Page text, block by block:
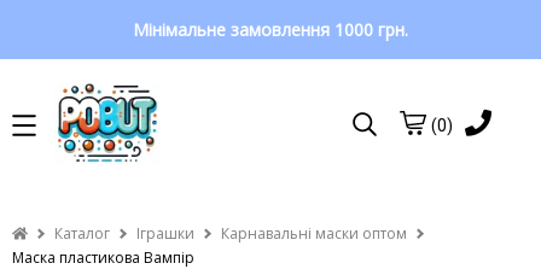
Мінімальне замовлення 1000 грн.
(0)
Каталог Іграшки
Карнавальні маски оптом
Маска пластикова Вампір